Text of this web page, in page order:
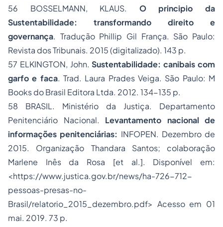
56 BOSSELMANN, KLAUS. O principio da
Sustentabilidade: transformando direito e
governança. Tradução Phillip Gil França. São Paulo:
Revista dos Tribunais. 2015 (digitalizado). 143 p.
57 ELKINGTON, John.Sustentabilidade: canibais com
garfo e faca. Trad. Laura Prades Veiga. São Paulo: M
Books do Brasil Editora Ltda. 2012. 134-135 p.
58 BRASIL. Ministério da Justiça. Departamento
Penitenciário Nacional. Levantamento nacional de
informações penitenciárias: INFOPEN. Dezembro de
2015. Organização Thandara Santos; colaboração
Marlene Inês da Rosa [et al.]. Disponível em:
<https://www.justica.gov.br/news/ha-726-712-
pessoas-presas-no-
Brasil/relatorio_2015_dezembro.pdf> Acesso em 01
mai. 2019. 73 p.